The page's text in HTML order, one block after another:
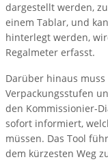
dargestellt werden,
einem Tablar, und
hinterlegt werden,
Regalmeter erfasst.
Darüber hinaus
Verpackungsstufen
den Kommissionier-
sofort informiert,
müssen. Das Tool
dem kürzesten Weg